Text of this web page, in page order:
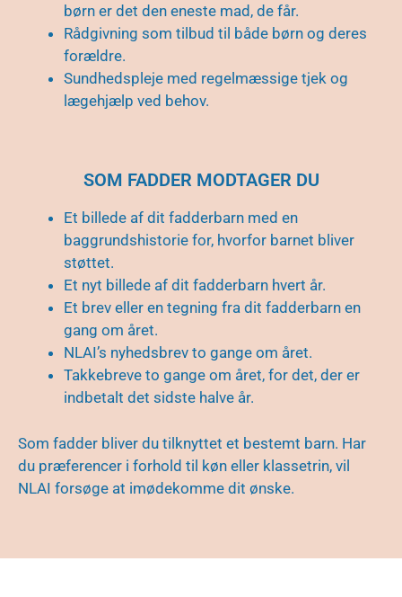
børn er det den eneste mad, de får.
Rådgivning som tilbud til både børn og deres
forældre.
Sundhedspleje med regelmæssige tjek og
lægehjælp ved behov.
SOM FADDER MODTAGER DU
Et billede af dit fadderbarn med en
baggrundshistorie for, hvorfor barnet bliver
støttet.
Et nyt billede af dit fadderbarn hvert år.
Et brev eller en tegning fra dit fadderbarn en
gang om året.
NLAI’s nyhedsbrev to gange om året.
Takkebreve to gange om året, for det, der er
indbetalt det sidste halve år.
Som fadder bliver du tilknyttet et bestemt barn. Har
du præferencer i forhold til køn eller klassetrin, vil
NLAI forsøge at imødekomme dit ønske.